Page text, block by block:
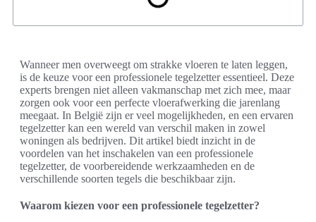
Wanneer men overweegt om strakke vloeren te laten leggen,
is de keuze voor een professionele tegelzetter essentieel. Deze
experts brengen niet alleen vakmanschap met zich mee, maar
zorgen ook voor een perfecte vloerafwerking die jarenlang
meegaat. In België zijn er veel mogelijkheden, en een ervaren
tegelzetter kan een wereld van verschil maken in zowel
woningen als bedrijven. Dit artikel biedt inzicht in de
voordelen van het inschakelen van een professionele
tegelzetter, de voorbereidende werkzaamheden en de
verschillende soorten tegels die beschikbaar zijn.
Waarom kiezen voor een professionele tegelzetter?